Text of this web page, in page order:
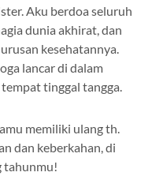
Aku berdoa seluruh
dunia akhirat, dan
kesehatannya.
lancar di dalam
tinggal tangga.
memiliki ulang th.
dan keberkahan, di
tahunmu!